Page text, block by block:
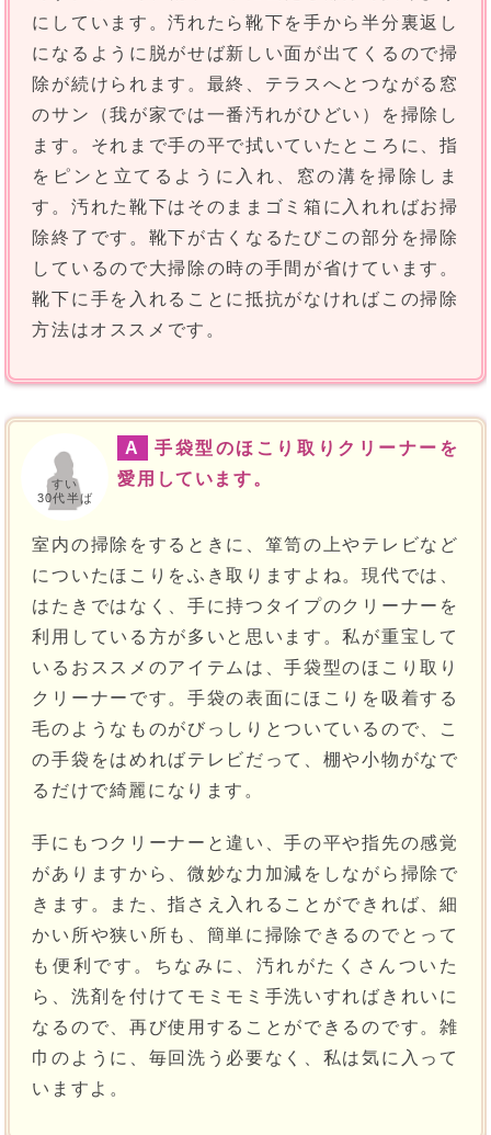
にしています。汚れたら靴下を手から半分裏返し
になるように脱がせば新しい面が出てくるので掃
除が続けられます。最終、テラスへとつながる窓
のサン（我が家では一番汚れがひどい）を掃除し
ます。それまで手の平で拭いていたところに、指
をピンと立てるように入れ、窓の溝を掃除しま
す。汚れた靴下はそのままゴミ箱に入れればお掃
除終了です。靴下が古くなるたびこの部分を掃除
しているので大掃除の時の手間が省けています。
靴下に手を入れることに抵抗がなければこの掃除
方法はオススメです。
すい
30代半ば
A
手袋型のほこり取りクリーナーを
愛用しています。
室内の掃除をするときに、箪笥の上やテレビなど
についたほこりをふき取りますよね。現代では、
はたきではなく、手に持つタイプのクリーナーを
利用している方が多いと思います。私が重宝して
いるおススメのアイテムは、手袋型のほこり取り
クリーナーです。手袋の表面にほこりを吸着する
毛のようなものがびっしりとついているので、こ
の手袋をはめればテレビだって、棚や小物がなで
るだけで綺麗になります。
手にもつクリーナーと違い、手の平や指先の感覚
がありますから、微妙な力加減をしながら掃除で
きます。また、指さえ入れることができれば、細
かい所や狭い所も、簡単に掃除できるのでとって
も便利です。ちなみに、汚れがたくさんついた
ら、洗剤を付けてモミモミ手洗いすればきれいに
なるので、再び使用することができるのです。雑
巾のように、毎回洗う必要なく、私は気に入って
いますよ。